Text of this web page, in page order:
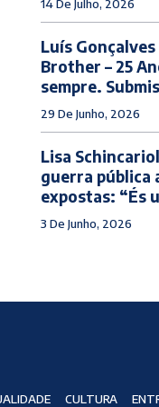
14 De Julho, 2026
Luís
Brother – 25
sempre.
29 De Junho, 2026
Lisa
guerra pública
expostas: “És
3 De Junho, 2026
CULTURA